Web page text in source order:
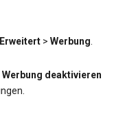
Erweitert > Werbung.
deaktivieren